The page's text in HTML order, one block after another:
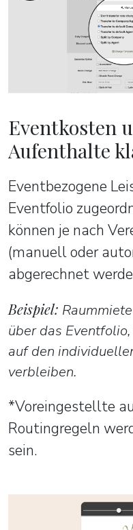
Eventkosten
Aufenthalte
Eventbezogene
Eventfolio
können je nach
(manuell oder
abgerechnet
Beispiel:
über das
auf den
verbleiben.
*Voreingestellte
Routingregeln
sein.